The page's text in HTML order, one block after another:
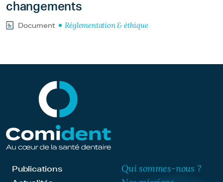
changements
Document Réglementation & éthique
Publications
Qui sommes-nous ?